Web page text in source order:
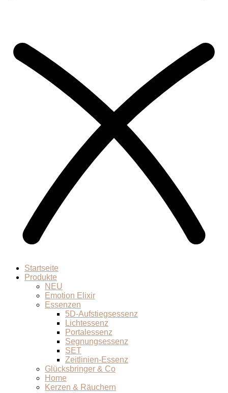
Startseite
Produkte
NEU
Emotion Elixir
Essenzen
5D-Aufstiegsessenz
Lichtessenz
Portalessenz
Segnungsessenz
SET
Zeitlinien-Essenz
Glücksbringer & Co
Home
Kerzen & Räuchern